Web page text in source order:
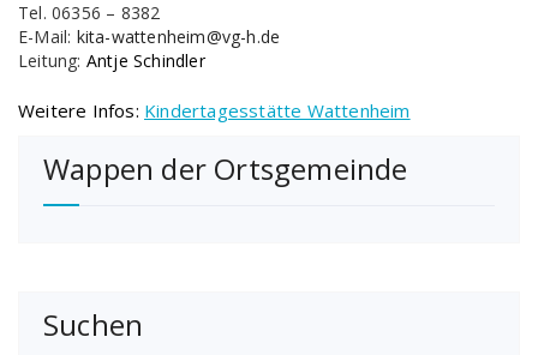
Tel. 06356 – 8382
E-Mail: kita-wattenheim@vg-h.de
Leitung: Antje Schindler
Weitere Infos: Kindertagesstätte Wattenheim
Wappen der Ortsgemeinde
Suchen